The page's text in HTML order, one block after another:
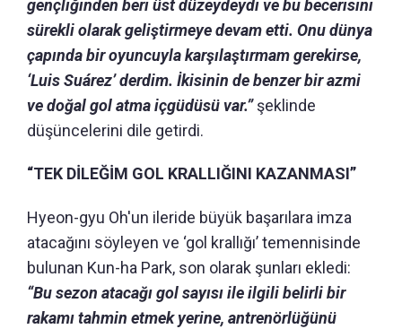
gençliğinden beri üst düzeydeydi ve bu becerisini
sürekli olarak geliştirmeye devam etti. Onu dünya
çapında bir oyuncuyla karşılaştırmam gerekirse,
‘Luis Suárez’ derdim. İkisinin de benzer bir azmi
ve doğal gol atma içgüdüsü var.”şeklinde
düşüncelerini dile getirdi.
“TEK DİLEĞİM GOL KRALLIĞINI KAZANMASI”
Hyeon-gyu Oh'un ileride büyük başarılara imza
atacağını söyleyen ve ‘gol krallığı’ temennisinde
bulunan Kun-ha Park, son olarak şunları ekledi:
“Bu sezon atacağı gol sayısı ile ilgili belirli bir
rakamı tahmin etmek yerine, antrenörlüğünü